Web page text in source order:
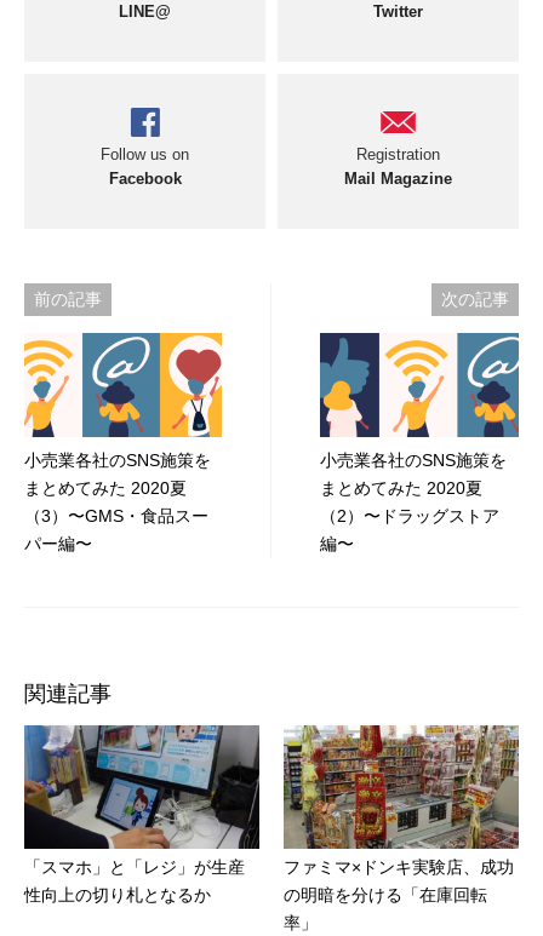
LINE@
Twitter
Follow us on
Facebook
Registration
Mail Magazine
投
稿
ナ
ビ
ゲ
ー
シ
前の記事
小売業各社のSNS施策を
まとめてみた 2020夏
（3）〜GMS・食品スー
パー編〜
次の記事
小売業各社のSNS施策を
まとめてみた 2020夏
（2）〜ドラッグストア
編〜
関連記事
「スマホ」と「レジ」が生産
性向上の切り札となるか
ファミマ×ドンキ実験店、成功
の明暗を分ける「在庫回転
率」